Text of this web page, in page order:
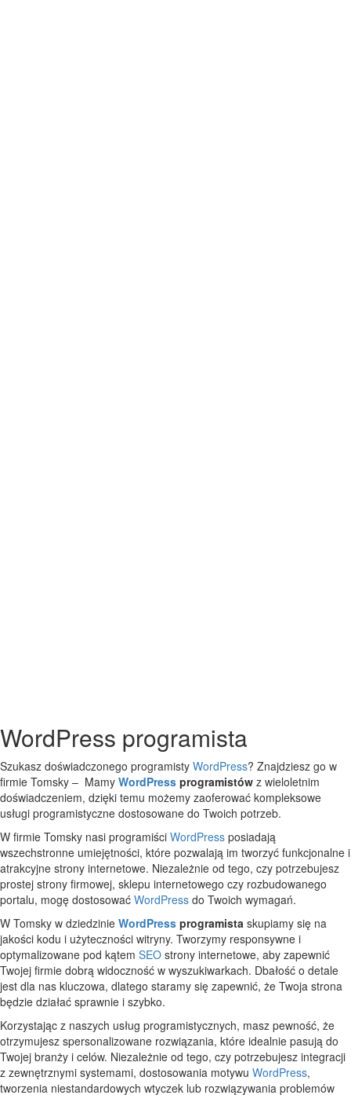
WordPress programista
Szukasz doświadczonego programisty WordPress? Znajdziesz go w
firmie Tomsky – Mamy WordPress programistów z wieloletnim
doświadczeniem, dzięki temu możemy zaoferować kompleksowe
usługi programistyczne dostosowane do Twoich potrzeb.
W firmie Tomsky nasi programiści WordPress posiadają
wszechstronne umiejętności, które pozwalają im tworzyć funkcjonalne i
atrakcyjne strony internetowe. Niezależnie od tego, czy potrzebujesz
prostej strony firmowej, sklepu internetowego czy rozbudowanego
portalu, mogę dostosować WordPress do Twoich wymagań.
W Tomsky w dziedzinie WordPress programista skupiamy się na
jakości kodu i użyteczności witryny. Tworzymy responsywne i
optymalizowane pod kątem SEO strony internetowe, aby zapewnić
Twojej firmie dobrą widoczność w wyszukiwarkach. Dbałość o detale
jest dla nas kluczowa, dlatego staramy się zapewnić, że Twoja strona
będzie działać sprawnie i szybko.
Korzystając z naszych usług programistycznych, masz pewność, że
otrzymujesz spersonalizowane rozwiązania, które idealnie pasują do
Twojej branży i celów. Niezależnie od tego, czy potrzebujesz integracji
z zewnętrznymi systemami, dostosowania motywu WordPress,
tworzenia niestandardowych wtyczek lub rozwiązywania problemów